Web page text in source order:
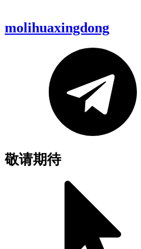
molihuaxingdong
敬请期待